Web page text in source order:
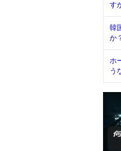
す
韓
か
ホ
う